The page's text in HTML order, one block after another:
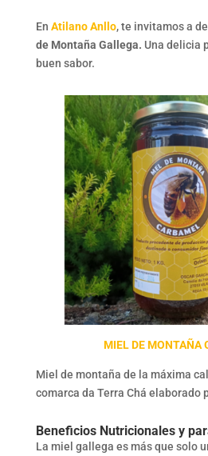
En Atilano Anllo, te invitamos a
de Montaña Gallega. Una delicia
buen sabor.
MIEL DE MONTAÑA
Miel de montaña de la máxima
comarca da Terra Chá elaborado
Beneficios Nutricionales y
La miel gallega es más que solo